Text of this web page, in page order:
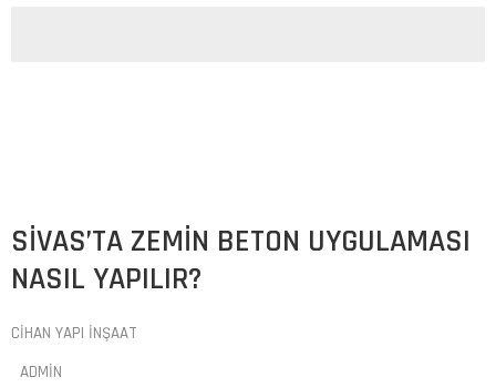
SIVAS’TA ZEMIN BETON UYGULAMASI
NASIL YAPILIR?
CIHAN YAPI İNŞAAT
ADMIN